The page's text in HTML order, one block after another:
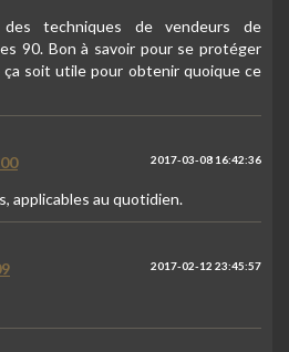
des techniques de vendeurs de
90. Bon à savoir pour se protéger
ça soit utile pour obtenir quoique ce
2017-03-08 16:42:36
applicables au quotidien.
2017-02-12 23:45:57